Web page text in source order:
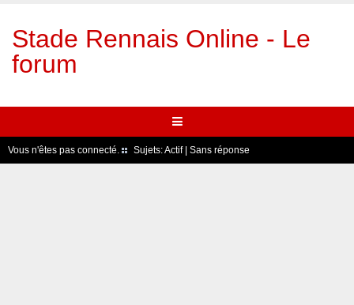
Stade Rennais Online - Le
forum
Vous n'êtes pas connecté. Sujets:Actif| Sans réponse